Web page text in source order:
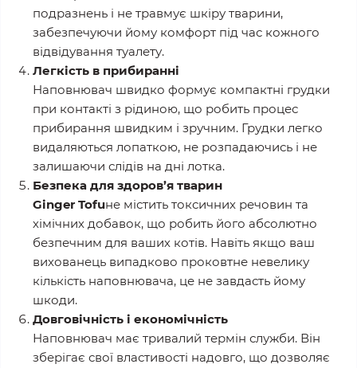
подразнень і не травмує шкіру тварини,
забезпечуючи йому комфорт під час кожного
відвідування туалету.
Легкість в прибиранні
Наповнювач швидко формує компактні грудки
при контакті з рідиною, що робить процес
прибирання швидким і зручним. Грудки легко
видаляються лопаткою, не розпадаючись і не
залишаючи слідів на дні лотка.
Безпека для здоров’я тварин
Ginger Tofuне містить токсичних речовин та
хімічних добавок, що робить його абсолютно
безпечним для ваших котів. Навіть якщо ваш
вихованець випадково проковтне невелику
кількість наповнювача, це не завдасть йому
шкоди.
Довговічність і економічність
Наповнювач має тривалий термін служби. Він
зберігає свої властивості надовго, що дозволяє